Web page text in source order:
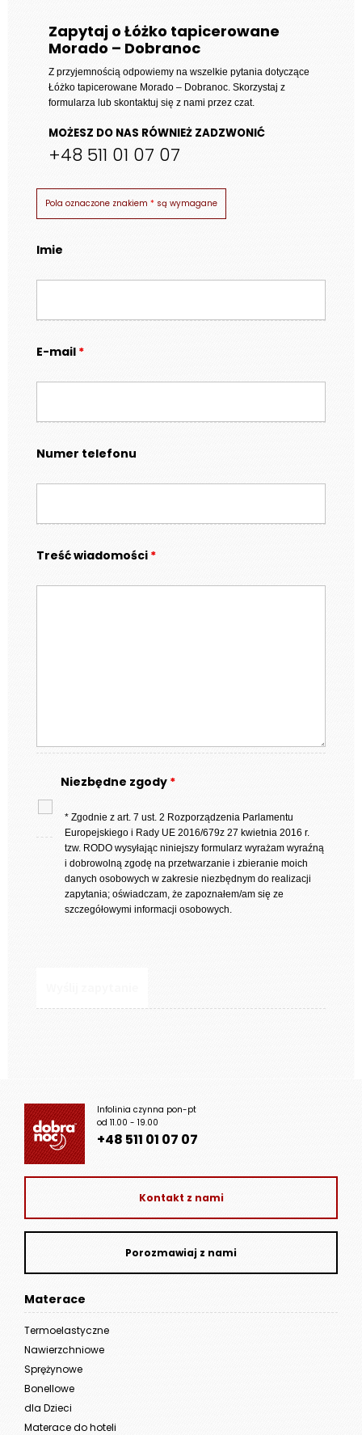
Zapytaj o Łóżko tapicerowane
Morado – Dobranoc
Z przyjemnością odpowiemy na wszelkie pytania dotyczące
Łóżko tapicerowane Morado – Dobranoc . Skorzystaj z
formularza lub skontaktuj się z nami przez czat.
MOŻESZ DO NAS RÓWNIEŻ ZADZWONIĆ
+48 511 01 07 07
Pola oznaczone znakiem * są wymagane
Imie
E-mail *
Numer telefonu
Treść wiadomości *
Niezbędne zgody *
* Zgodnie z art. 7 ust. 2 Rozporządzenia Parlamentu
Europejskiego i Rady UE 2016/679z 27 kwietnia 2016 r.
tzw. RODO wysyłając niniejszy formularz wyrażam wyraźną
i dobrowolną zgodę na przetwarzanie i zbieranie moich
danych osobowych w zakresie niezbędnym do realizacji
zapytania; oświadczam, że zapoznałem/am się ze
szczegółowymi informacji osobowych.
Infolinia czynna pon-pt
od 11.00 - 19.00
+48 511 01 07 07
Kontakt z nami
Porozmawiaj z nami
Materace
Termoelastyczne
Nawierzchniowe
Sprężynowe
Bonellowe
dla Dzieci
Materace do hoteli